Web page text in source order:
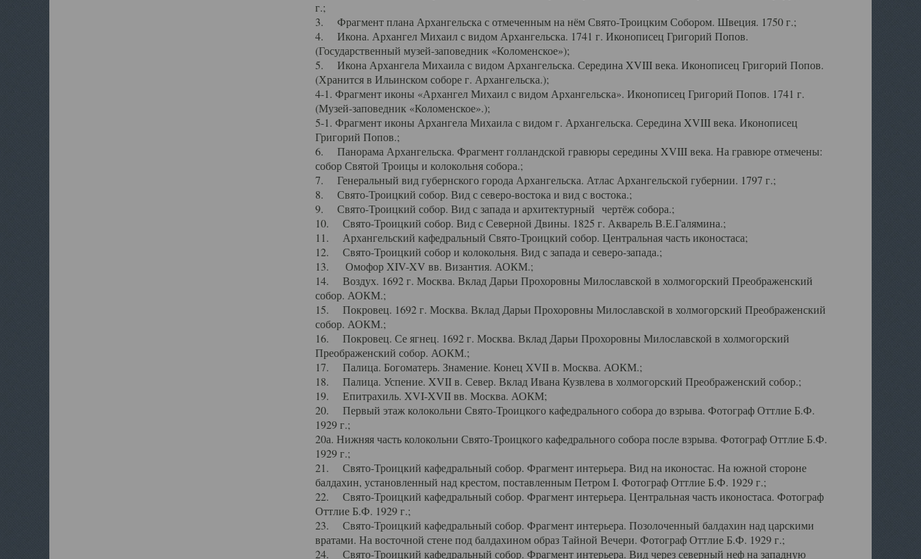
г.;
3. Фрагмент плана Архангельска с отмеченным на нём Свято-Троицким Собором. Швеция. 1750 г.;
4. Икона. Архангел Михаил с видом Архангельска. 1741 г. Иконописец Григорий Попов.
(Государственный музей-заповедник «Коломенское»);
5. Икона Архангела Михаила с видом Архангельска. Середина XVIII века. Иконописец Григорий Попов.
(Хранится в Ильинском соборе г. Архангельска.);
4-1. Фрагмент иконы «Архангел Михаил с видом Архангельска». Иконописец Григорий Попов. 1741 г.
(Музей-заповедник «Коломенское».);
5-1. Фрагмент иконы Архангела Михаила с видом г. Архангельска. Середина XVIII века. Иконописец
Григорий Попов.;
6. Панорама Архангельска. Фрагмент голландской гравюры середины XVIII века. На гравюре отмечены:
собор Святой Троицы и колокольня собора.;
7. Генеральный вид губернского города Архангельска. Атлас Архангельской губернии. 1797 г.;
8. Свято-Троицкий собор. Вид с северо-востока и вид с востока.;
9. Свято-Троицкий собор. Вид с запада и архитектурный чертёж собора.;
10. Свято-Троицкий собор. Вид с Северной Двины. 1825 г. Акварель В.Е.Галямина.;
11. Архангельский кафедральный Свято-Троицкий собор. Центральная часть иконостаса;
12. Свято-Троицкий собор и колокольня. Вид с запада и северо-запада.;
13. Омофор XIV-XV вв. Византия. АОКМ.;
14. Воздух. 1692 г. Москва. Вклад Дарьи Прохоровны Милославской в холмогорский Преображенский
собор. АОКМ.;
15. Покровец. 1692 г. Москва. Вклад Дарьи Прохоровны Милославской в холмогорский Преображенский
собор. АОКМ.;
16. Покровец. Се ягнец. 1692 г. Москва. Вклад Дарьи Прохоровны Милославской в холмогорский
Преображенский собор. АОКМ.;
17. Палица. Богоматерь. Знамение. Конец XVII в. Москва. АОКМ.;
18. Палица. Успение. XVII в. Север. Вклад Ивана Кузвлева в холмогорский Преображенский собор.;
19. Епитрахиль. XVI-XVII вв. Москва. АОКМ;
20. Первый этаж колокольни Свято-Троицкого кафедрального собора до взрыва. Фотограф Оттлие Б.Ф.
1929 г.;
20а. Нижняя часть колокольни Свято-Троицкого кафедрального собора после взрыва. Фотограф Оттлие Б.Ф.
1929 г.;
21. Свято-Троицкий кафедральный собор. Фрагмент интерьера. Вид на иконостас. На южной стороне
балдахин, установленный над крестом, поставленным Петром I. Фотограф Оттлие Б.Ф. 1929 г.;
22. Свято-Троицкий кафедральный собор. Фрагмент интерьера. Центральная часть иконостаса. Фотограф
Оттлие Б.Ф. 1929 г.;
23. Свято-Троицкий кафедральный собор. Фрагмент интерьера. Позолоченный балдахин над царскими
вратами. На восточной стене под балдахином образ Тайной Вечери. Фотограф Оттлие Б.Ф. 1929 г.;
24. Свято-Троицкий кафедральный собор. Фрагмент интерьера. Вид через северный неф на западную